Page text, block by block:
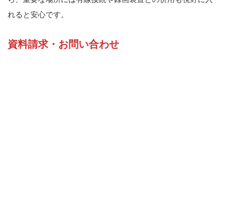
れると安心です。
資料請求・お問い合わせ